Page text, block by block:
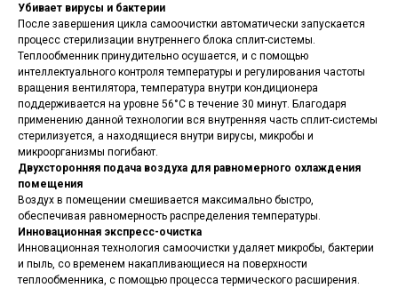
Убивает вирусы и бактерии
После завершения цикла самоочистки автоматически запускается
процесс стерилизации внутреннего блока сплит-системы.
Теплообменник принудительно осушается, и с помощью
интеллектуального контроля температуры и регулирования частоты
вращения вентилятора, температура внутри кондиционера
поддерживается на уровне 56°С в течение 30 минут. Благодаря
применению данной технологии вся внутренняя часть сплит-системы
стерилизуется, а находящиеся внутри вирусы, микробы и
микроорганизмы погибают.
Двухсторонняя подача воздуха для равномерного охлаждения
помещения
Воздух в помещении смешивается максимально быстро,
обеспечивая равномерность распределения температуры.
Инновационная экспресс-очистка
Инновационная технология самоочистки удаляет микробы, бактерии
и пыль, со временем накапливающиеся на поверхности
теплообменника, с помощью процесса термического расширения.